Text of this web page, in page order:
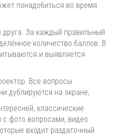
понадобиться во время
За каждый правильный
количество баллов. В
и выявляется
Все вопросы
дублируются на экране;
классические
с фото вопросами, видео
входит раздаточный